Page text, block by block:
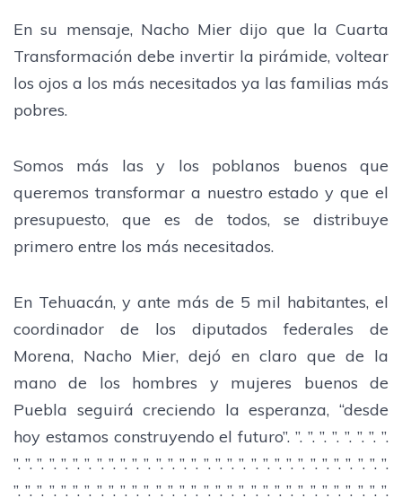
En su mensaje, Nacho Mier dijo que la Cuarta
Transformación debe invertir la pirámide, voltear
los ojos a los más necesitados ya las familias más
pobres.
Somos más las y los poblanos buenos que
queremos transformar a nuestro estado y que el
presupuesto, que es de todos, se distribuye
primero entre los más necesitados.
En Tehuacán, y ante más de 5 mil habitantes, el
coordinador de los diputados federales de
Morena, Nacho Mier, dejó en claro que de la
mano de los hombres y mujeres buenos de
Puebla seguirá creciendo la esperanza, “desde
hoy estamos construyendo el futuro”. ”. ”. ”. ”. ”. ”. ”. ”.
”. ”. ”. ”. ”. ”. ”. ”. ”. ”. ”. ”. ”. ”. ”. ”. ”. ”. ”. ”. ”. ”. ”. ”. ”. ”. ”. ”. ”. ”. ”. ”.
”. ”. ”. ”. ”. ”. ”. ”. ”. ”. ”. ”. ”. ”. ”. ”. ”. ”. ”. ”. ”. ”. ”. ”. ”. ”. ”. ”. ”. ”. ”. ”.